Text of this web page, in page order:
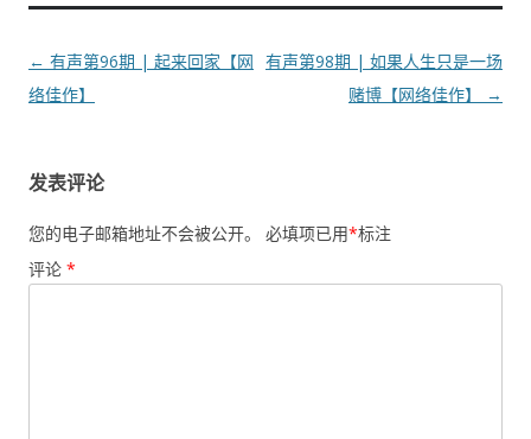
文
章
← 有声第96期 | 起来回家【网
络佳作】
有声第98期 | 如果人生只是一场
赌博【网络佳作】
→
发表评论
您的电子邮箱地址不会被公开。 必填项已用*标注
评论 *